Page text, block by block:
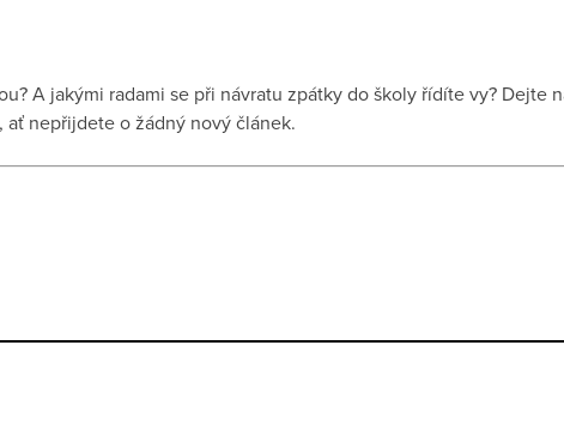
A jakými radami se při návratu zpátky do školy řídíte vy? Dejte
, ať nepřijdete o žádný nový článek.